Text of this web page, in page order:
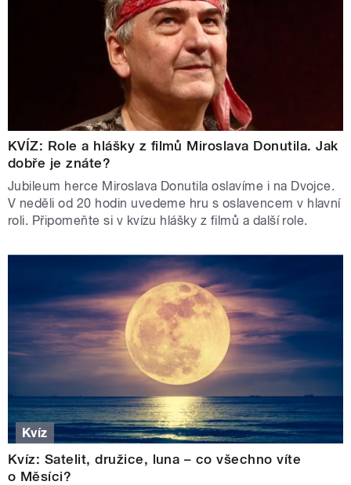
KVÍZ: Role a hlášky z filmů Miroslava Donutila. Jak
dobře je znáte?
Jubileum herce Miroslava Donutila oslavíme i na Dvojce.
V neděli od 20 hodin uvedeme hru s oslavencem v hlavní
roli. Připomeňte si v kvízu hlášky z filmů a další role.
Kvíz
Kvíz: Satelit, družice, luna – co všechno víte
o Měsíci?